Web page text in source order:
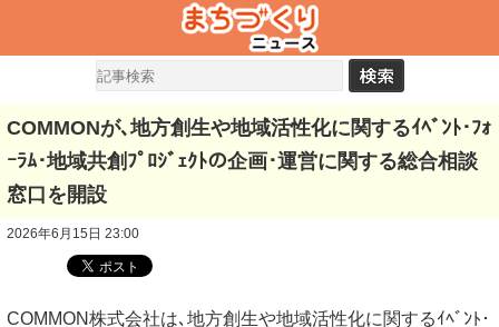
COMMONが､地方創生や地域活性化に関するｲﾍﾞﾝﾄ･ﾌｫ
ｰﾗﾑ･地域共創ﾌﾟﾛｼﾞｪｸﾄの企画･運営に関する総合相談
窓口を開設
2026年6月15日 23:00
COMMON株式会社は､地方創生や地域活性化に関するｲﾍﾞﾝﾄ･